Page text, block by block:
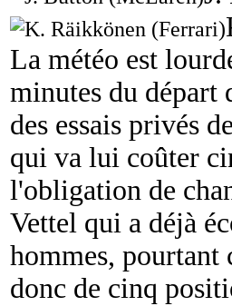
La météo est
minutes du
des essais privés
qui va lui coûter
l'obligation de
Vettel qui a déjà
hommes, pourtant
donc de cinq